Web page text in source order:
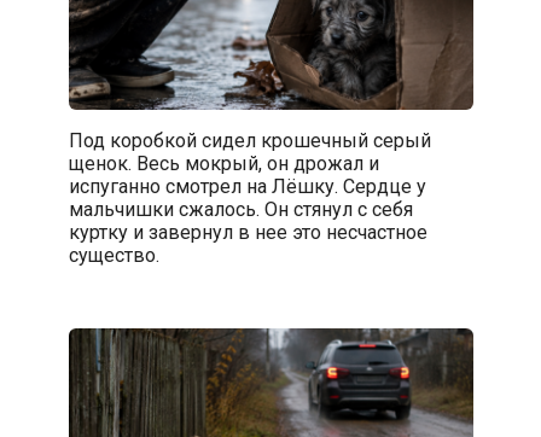
Под коробкой сидел крошечный серый
щенок. Весь мокрый, он дрожал и
испуганно смотрел на Лёшку. Сердце у
мальчишки сжалось. Он стянул с себя
куртку и завернул в нее это несчастное
существо.